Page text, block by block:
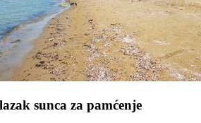
sunca za pamćenje